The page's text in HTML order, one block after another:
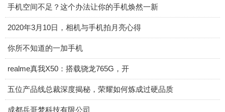
手机空间不足？这个办法让你的手机焕然一新
2020年3月10日，相机与手机拍月亮心得
你所不知道的一加手机
realme真我X50：搭载骁龙765G，开
五位产品线总裁深度揭秘，荣耀如何炼成过硬品质
成都兵哥梦科技有限公司